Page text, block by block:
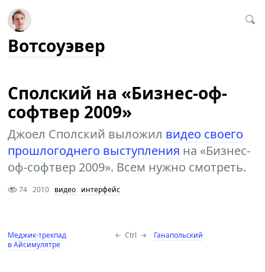
Вотсоуэвер
Сполский на «Бизнес-оф-
софтвер 2009»
Джоел Сполский выложил видео своего
прошлогоднего выступления на «Бизнес-
оф-софтвер 2009». Всем нужно смотреть.
74 2010 видео интерфейс
Меджик-трекпад
в Айсимулятре
← Ctrl → Ганапольский